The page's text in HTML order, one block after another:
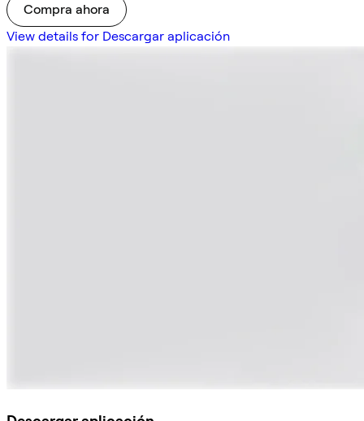
Compra ahora
View details for Descargar aplicación